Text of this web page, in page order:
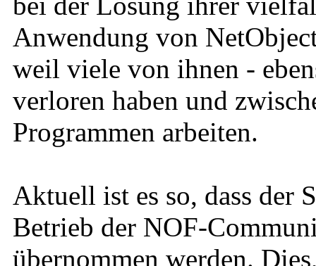
Anwendung von
weil viele von ihnen -
verloren haben und
Programmen arbeiten.
Aktuell ist es so, dass der
Betrieb der NOF-
übernommen werden.